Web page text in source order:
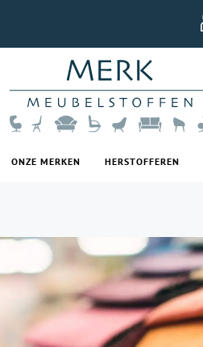
ONZE MERKEN HERSTOFFEREN